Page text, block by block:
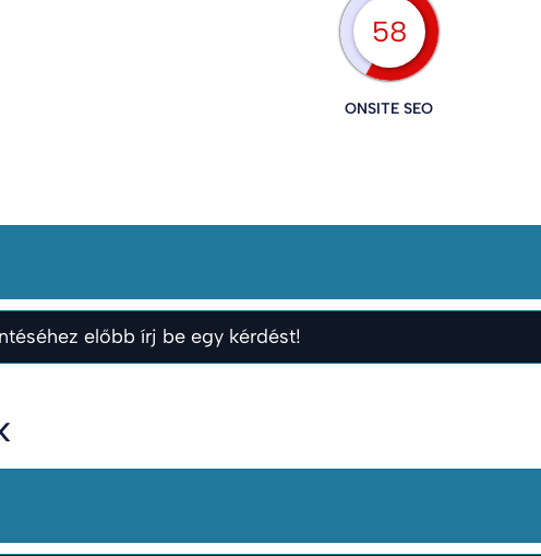
58
ONSITE SEO
előbb írj be egy kérdést!